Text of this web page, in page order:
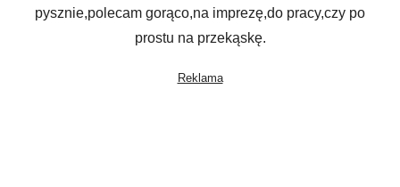
pysznie,polecam gorąco,na imprezę,do pracy,czy po
prostu na przekąskę.